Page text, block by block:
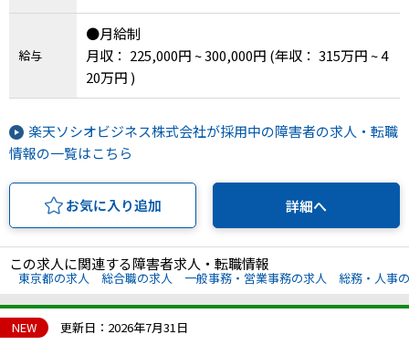
給与
●月給制
月収： 225,000円 ~ 300,000円 (年収： 315万円 ~ 4
20万円 )
楽天ソシオビジネス株式会社が採用中の障害者の求人・転職
情報の一覧はこちら
お気に入り追加 詳細へ
この求人に関連する障害者求人・転職情報
東京都の求人 総合職の求人 一般事務・営業事務の求人 総務・人事
NEW 更新日：2026年7月31日